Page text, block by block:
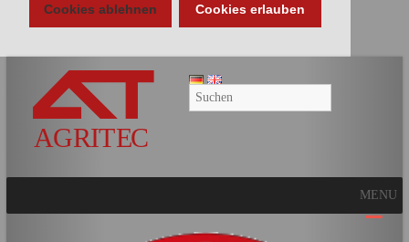
Cookies ablehnen Cookies erlauben
AGRITEC
GmbH
Mulcher,
Fräsen
Kunstrasenpflege
MENU